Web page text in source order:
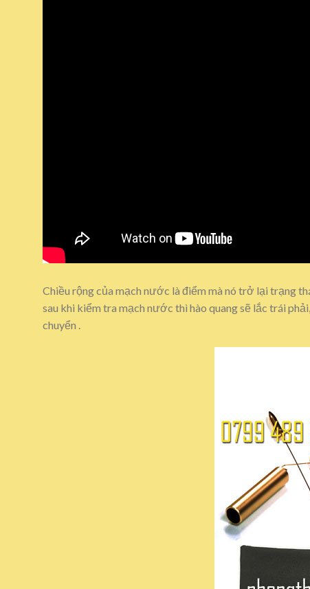
Chiều rộng của mạch nước là điểm mà nó trở lại trạng
sau khi kiểm tra mạch nước thì hào quang sẽ lắc trái
chuyển .